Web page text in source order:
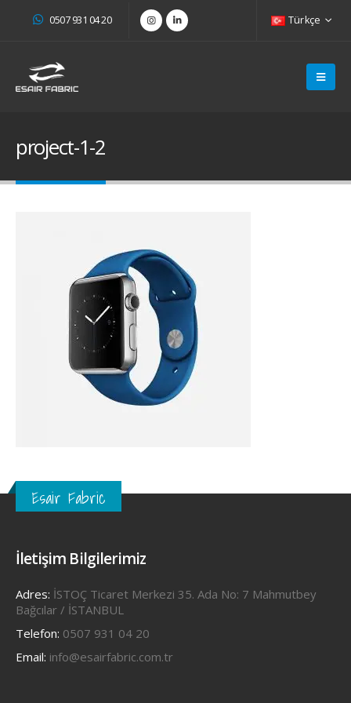
0507 931 04 20 Türkçe
project-1-2
Esair Fabric
İletişim Bilgilerimiz
Adres: İSTOÇ Ticaret Merkezi 35. Ada No: 7 Mahmutbey
Bağcılar / İSTANBUL
Telefon: 0507 931 04 20
Email: info@esairfabric.com.tr